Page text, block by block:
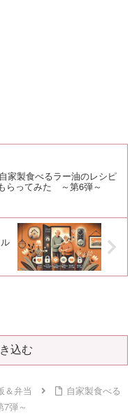
家製食べるラー油のレシピ
らってみた ～第6弾～
込む
＆弁当
自家製食べる
弾～